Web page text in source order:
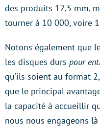
des produits 12,5 mm,
tourner à 10 000, voire
Notons également que
les disques durs pour
qu’ils soient au format
que le principal
la capacité à accueillir
nous nous engageons